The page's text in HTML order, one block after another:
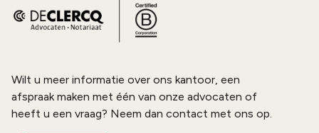
Wilt u meer informatie over ons kantoor, een
afspraak maken met één van onze advocaten of
heeft u een vraag? Neem dan contact met ons op.